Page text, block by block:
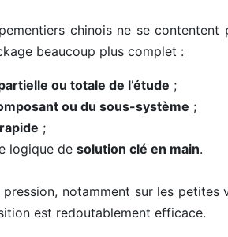
chinois ne se contentent
beaucoup plus complet :
ou totale de l’étude ;
ou du sous-système ;
;
logique desolution clé en main.
notamment sur les petites
est redoutablement efficace.